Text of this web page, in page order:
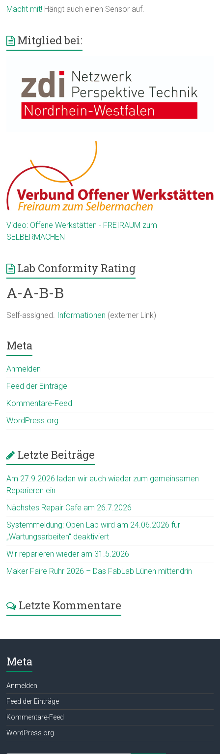
Macht mit! Hängt auch einen Sensor auf.
Mitglied bei:
Video: Offene Werkstätten - FREIRAUM zum
SELBERMACHEN
Lab Conformity Rating
A-A-B-B
Self-assigned. Informationen (externer Link)
Meta
Anmelden
Feed der Einträge
Kommentare-Feed
WordPress.org
Letzte Beiträge
Am 27.9.2026 laden wir euch wieder zum gemeinsamen
Reparieren ein
Nächstes Repair Cafe am 26.7.2026
Systemmeldung: Open Lab wird am 24.06.2026 für
„Wartungsarbeiten“ deaktiviert
Wir reparieren wieder am 31.5.2026
Maker Faire Ruhr 2026 – Das FabLab Lünen mittendrin
Letzte Kommentare
Meta
Anmelden
Feed der Einträge
Kommentare-Feed
WordPress.org